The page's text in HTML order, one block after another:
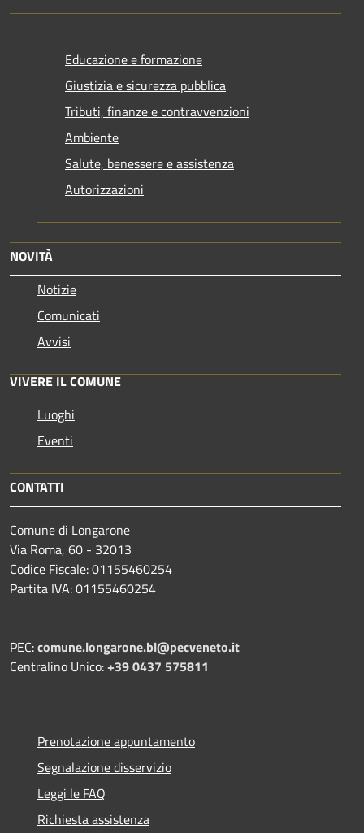
Educazione e formazione
Giustizia e sicurezza pubblica
Tributi, finanze e contravvenzioni
Ambiente
Salute, benessere e assistenza
Autorizzazioni
NOVITÀ
Notizie
Comunicati
Avvisi
VIVERE IL COMUNE
Luoghi
Eventi
CONTATTI
Comune di Longarone
Via Roma, 60 - 32013
Codice Fiscale: 01155460254
Partita IVA: 01155460254
PEC:comune.longarone.bl@pecveneto.it
Centralino Unico:+39 0437 575811
Prenotazione appuntamento
Segnalazione disservizio
Leggi le FAQ
Richiesta assistenza